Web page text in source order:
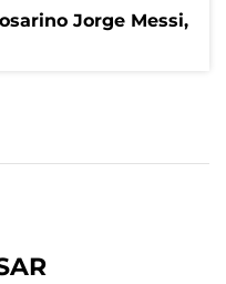
Jorge Messi,